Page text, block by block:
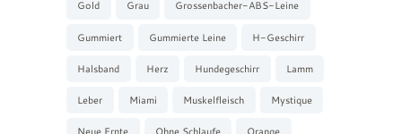
Gold Grau Grossenbacher-ABS-Leine
Gummiert Gummierte Leine H-Geschirr
Halsband Herz Hundegeschirr Lamm
Leber Miami Muskelfleisch Mystique